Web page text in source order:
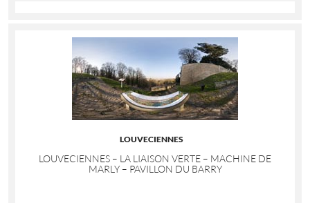
LOUVECIENNES
LOUVECIENNES – LA LIAISON VERTE – MACHINE DE
MARLY – PAVILLON DU BARRY